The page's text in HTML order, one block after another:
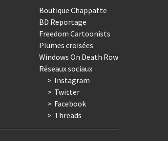
Boutique Chappatte
BD Reportage
Freedom Cartoonists
Plumes croisées
Windows On Death Row
Réseaux sociaux
Instagram
Twitter
Facebook
Threads